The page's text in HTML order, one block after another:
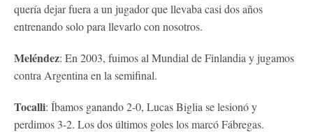
quería dejar fuera a un jugador que llevaba casi dos años
entrenando solo para llevarlo con nosotros.
Meléndez: En 2003, fuimos al Mundial de Finlandia y jugamos
contra Argentina en la semifinal.
Tocalli: Íbamos ganando 2-0, Lucas Biglia se lesionó y
perdimos 3-2. Los dos últimos goles los marcó Fábregas.